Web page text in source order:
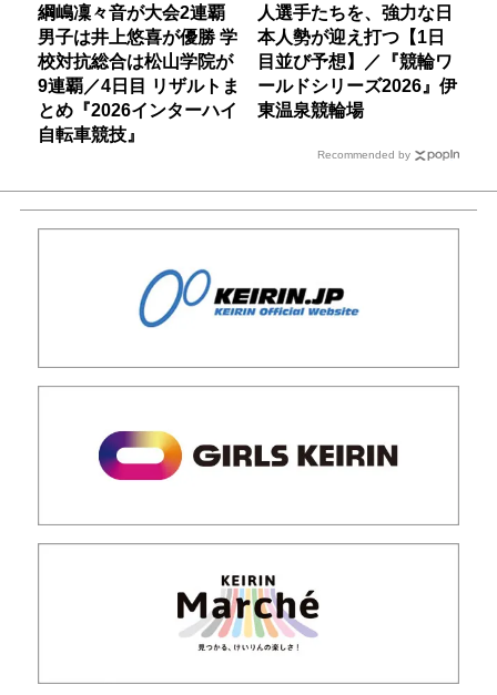
綱嶋凜々音が大会2連覇
男子は井上悠喜が優勝 学
校対抗総合は松山学院が
9連覇／4日目 リザルトま
とめ『2026インターハイ
自転車競技』
人選手たちを、強力な日
本人勢が迎え打つ【1日
目並び予想】／『競輪ワ
ールドシリーズ2026』伊
東温泉競輪場
Recommended by